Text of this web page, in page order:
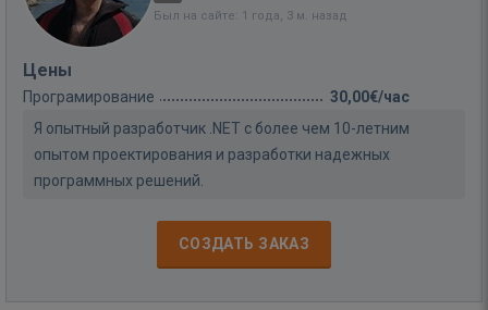
Был на сайте: 1 года, 3 м. назад
Цены
Програмирование
30,00€/час
Я опытный разработчик .NET с более чем 10-летним
опытом проектирования и разработки надежных
программных решений.
СОЗДАТЬ ЗАКАЗ